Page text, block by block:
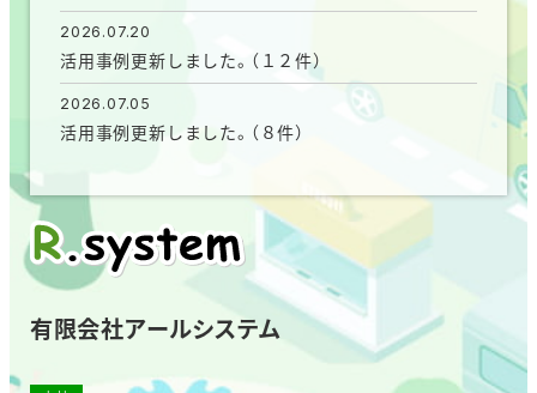
有限会社アールシステム
2026.07.20
活用事例更新しました。（１２件）
2026.07.05
活用事例更新しました。（８件）